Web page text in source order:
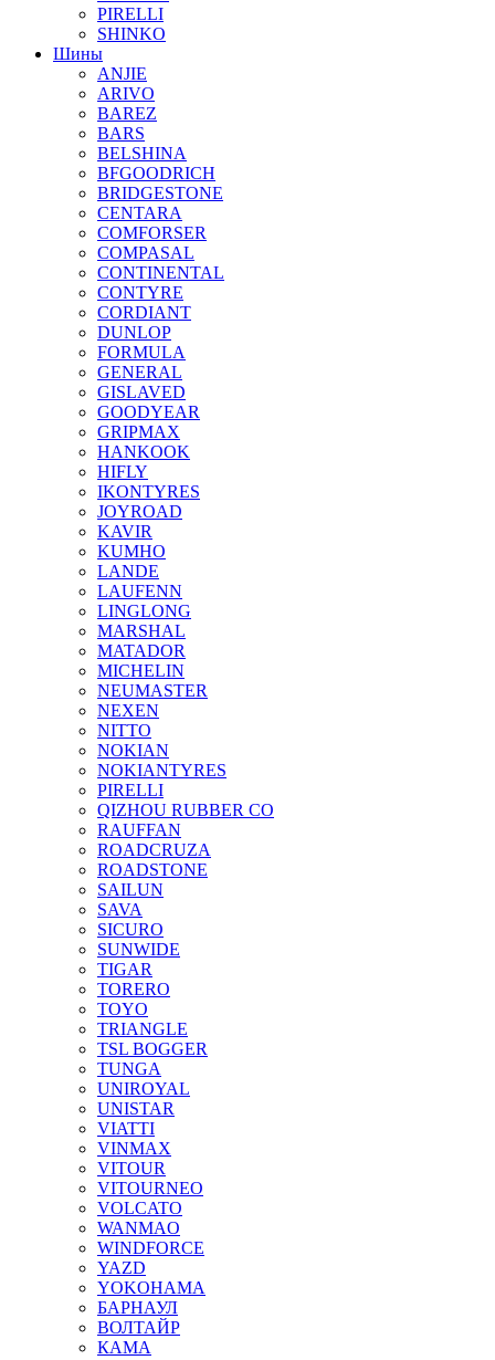
PIRELLI
SHINKO
Шины
ANJIE
ARIVO
BAREZ
BARS
BELSHINA
BFGOODRICH
BRIDGESTONE
CENTARA
COMFORSER
COMPASAL
CONTINENTAL
CONTYRE
CORDIANT
DUNLOP
FORMULA
GENERAL
GISLAVED
GOODYEAR
GRIPMAX
HANKOOK
HIFLY
IKONTYRES
JOYROAD
KAVIR
KUMHO
LANDE
LAUFENN
LINGLONG
MARSHAL
MATADOR
MICHELIN
NEUMASTER
NEXEN
NITTO
NOKIAN
NOKIANTYRES
PIRELLI
QIZHOU RUBBER CO
RAUFFAN
ROADCRUZA
ROADSTONE
SAILUN
SAVA
SICURO
SUNWIDE
TIGAR
TORERO
TOYO
TRIANGLE
TSL BOGGER
TUNGA
UNIROYAL
UNISTAR
VIATTI
VINMAX
VITOUR
VITOURNEO
VOLCATO
WANMAO
WINDFORCE
YAZD
YOKOHAMA
БАРНАУЛ
ВОЛТАЙР
КАМА